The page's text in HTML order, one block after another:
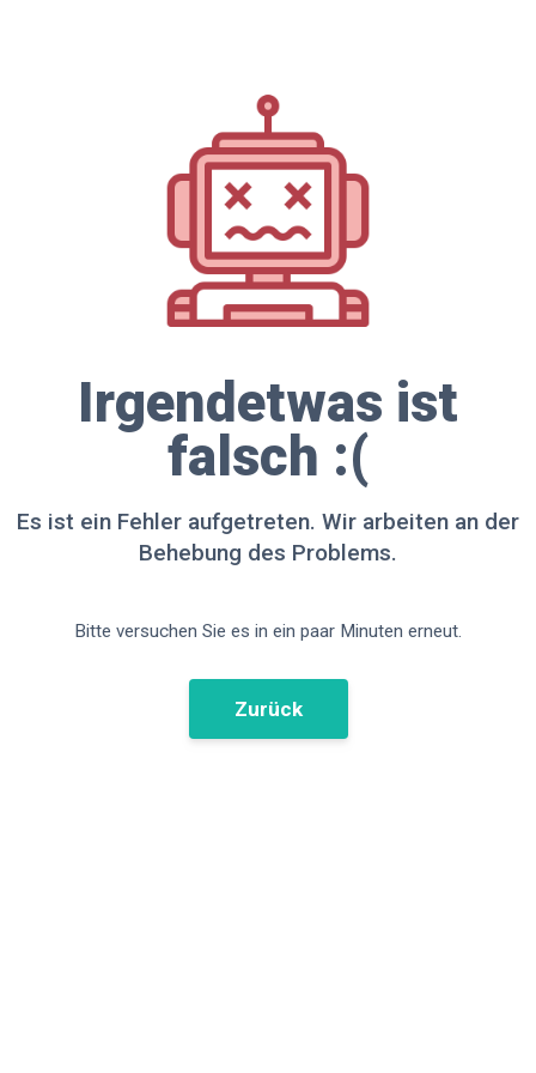
Irgendetwas ist
falsch :(
Es ist ein Fehler aufgetreten. Wir arbeiten an der
Behebung des Problems.
Bitte versuchen Sie es in ein paar Minuten erneut.
Zurück